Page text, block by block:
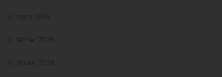
mars 2018
février 2018
janvier 2018